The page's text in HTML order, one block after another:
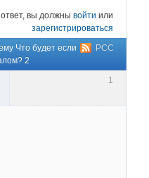
вы должны войти или
зарегистрироваться
РСС
Что будет если
2
1